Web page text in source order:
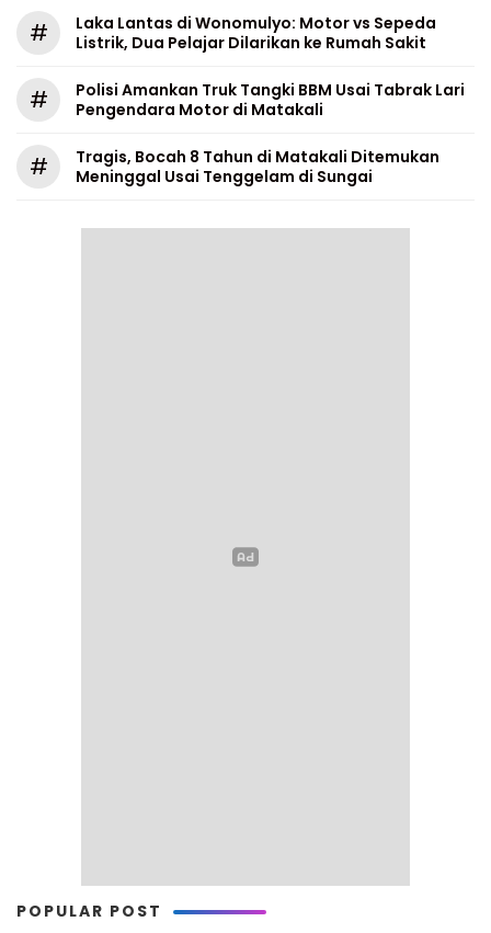
#
Laka Lantas di Wonomulyo: Motor vs Sepeda
Listrik, Dua Pelajar Dilarikan ke Rumah Sakit
#
Polisi Amankan Truk Tangki BBM Usai Tabrak Lari
Pengendara Motor di Matakali
#
Tragis, Bocah 8 Tahun di Matakali Ditemukan
Meninggal Usai Tenggelam di Sungai
POPULAR POST